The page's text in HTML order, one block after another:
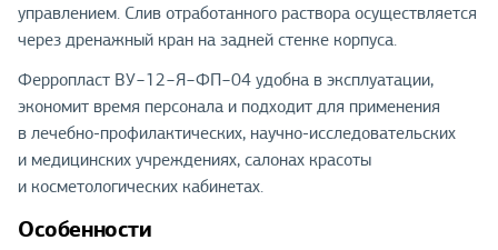
управлением. Слив отработанного раствора осуществляется
через дренажный кран на задней стенке корпуса.
Ферропласт ВУ−12−Я−ФП−04 удобна в эксплуатации,
экономит время персонала и подходит для применения
в лечебно-профилактических, научно-исследовательских
и медицинских учреждениях, салонах красоты
и косметологических кабинетах.
Особенности